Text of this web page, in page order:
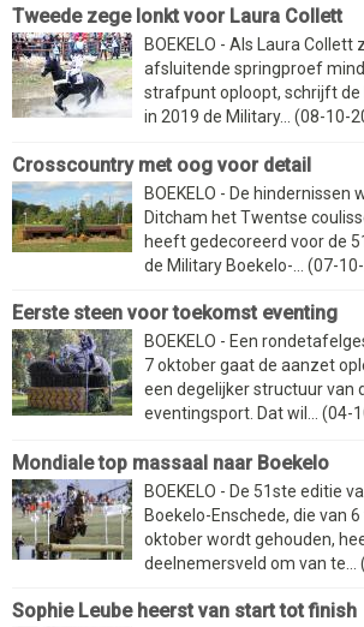
Tweede zege lonkt voor Laura Collett
BOEKELO - Als Laura Collett
afsluitende springproef
strafpunt oploopt, schrijft de
in 2019 de Military... (08-10-
Crosscountry met oog voor detail
BOEKELO - De hindernissen
Ditcham het Twentse
heeft gedecoreerd voor de
de Military Boekelo-... (07-
Eerste steen voor toekomst eventing
BOEKELO - Een
7 oktober gaat de aanzet
een degelijker structuur van
eventingsport. Dat wil... (04-
Mondiale top massaal naar Boekelo
BOEKELO - De 51ste editie
Boekelo-Enschede, die van
oktober wordt gehouden,
deelnemersveld om van te...
Sophie Leube heerst van start tot finish